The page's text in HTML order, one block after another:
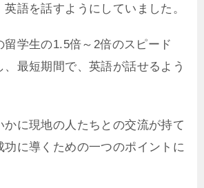
語を話すようにしていました。
留学生の1.5倍～2倍のスピード
最短期間で、英語が話せるよう
かに現地の人たちとの交流が持て
功に導くための一つのポイントに